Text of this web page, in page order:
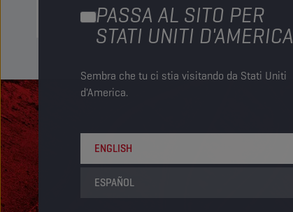
PASSA AL SITO PER
STATI UNITI D'AMERICA
Sembra che tu ci stia visitando da Stati Uniti
d'America.
ENGLISH
ESPAÑOL